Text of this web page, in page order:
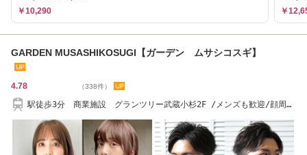
￥10,290 ￥
GARDEN MUSASHIKOSUGI【ガーデン ムサシコスギ】
4.78 （338件）
駅徒歩3分 商業施設 グランツリー武蔵小杉2F /メンズも歓迎/顔周り